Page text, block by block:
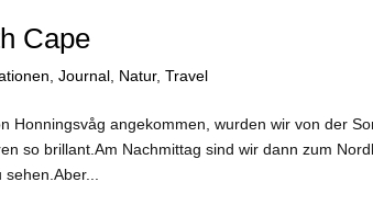
Cape
Journal Natur, Travel
Honningsvåg angekommen, wurden wir von der
so brillant.Am Nachmittag sind wir dann zum